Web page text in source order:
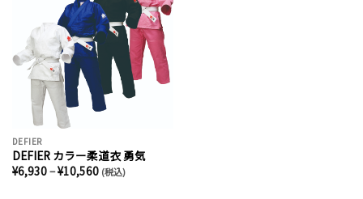
お気
に入
りに
追加
DEFIER
DEFIER カラー柔道衣 勇気
¥6,930–¥10,560価
格
(税込)